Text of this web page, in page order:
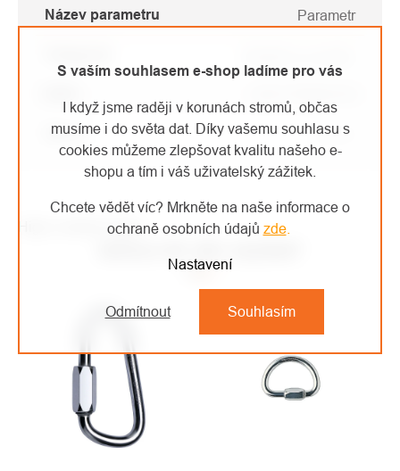
S vaším souhlasem e-shop ladíme pro vás
I když jsme raději v korunách stromů, občas
musíme i do světa dat. Díky vašemu souhlasu s
cookies můžeme zlepšovat kvalitu našeho e-
shopu a tím i váš uživatelský zážitek.
Chcete vědět víc? Mrkněte na naše informace o
ochraně osobních údajů zde.
Nastavení
Odmítnout Souhlasím
Název parametru Parametr
Barva: pozink
High-contrast mode